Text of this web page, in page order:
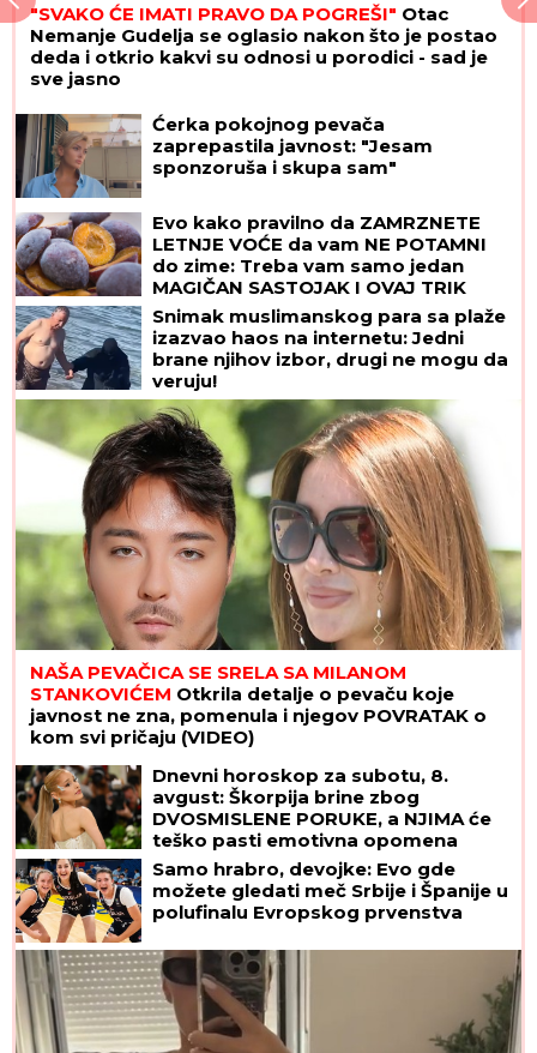
"SVAKO ĆE IMATI PRAVO DA POGREŠI" Otac
Nemanje Gudelja se oglasio nakon što je postao
deda i otkrio kakvi su odnosi u porodici - sad je
sve jasno
Ćerka pokojnog pevača
zaprepastila javnost: "Jesam
sponzoruša i skupa sam"
Evo kako pravilno da ZAMRZNETE
LETNJE VOĆE da vam NE POTAMNI
do zime: Treba vam samo jedan
MAGIČAN SASTOJAK I OVAJ TRIK
Snimak muslimanskog para sa plaže
izazvao haos na internetu: Jedni
brane njihov izbor, drugi ne mogu da
veruju!
NAŠA PEVAČICA SE SRELA SA MILANOM
STANKOVIĆEM Otkrila detalje o pevaču koje
javnost ne zna, pomenula i njegov POVRATAK o
kom svi pričaju (VIDEO)
Dnevni horoskop za subotu, 8.
avgust: Škorpija brine zbog
DVOSMISLENE PORUKE, a NJIMA će
teško pasti emotivna opomena
Samo hrabro, devojke: Evo gde
možete gledati meč Srbije i Španije u
polufinalu Evropskog prvenstva